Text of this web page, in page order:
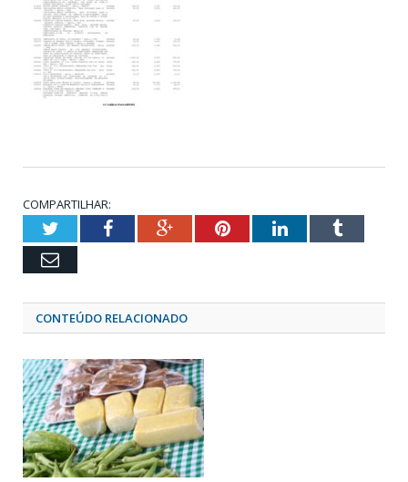
COMPARTILHAR:
TwitterFacebookGoogle+PinterestLinkedInTumblr
Email
CONTEÚDO RELACIONADO